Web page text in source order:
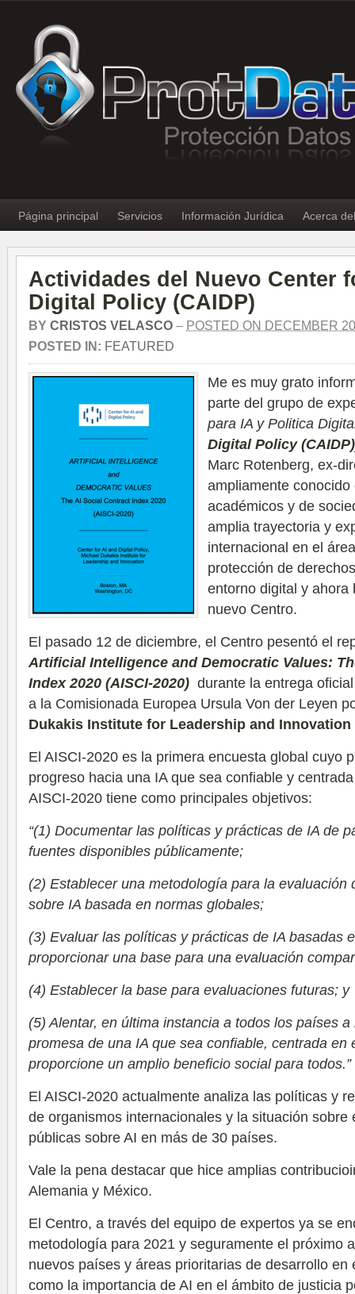
Página principal Servicios Información Jurídica Acerca
Actividades del Nuevo Center
Digital Policy (CAIDP)
BY CRISTOS VELASCO – POSTED ON DECEMBER
POSTED IN: FEATURED
Me es muy grato
parte del grupo de
para IA y Politica
Digital Policy (CAIDP)
Marc Rotenberg, ex-
ampliamente
académicos y de
amplia trayectoria y
internacional en el
protección de
entorno digital y ahora
nuevo Centro.
El pasado 12 de diciembre, el Centro pesentó el
Artificial Intelligence and Democratic Values:
Index 2020 (AISCI-2020) durante la entrega
a la Comisionada Europea Ursula Von der Leyen
Dukakis Institute for Leadership and Innovation
El AISCI-2020 es la primera encuesta global cuyo
progreso hacia una IA que sea confiable y
AISCI-2020 tiene como principales objetivos:
“(1) Documentar las políticas y prácticas de IA de
fuentes disponibles públicamente;
(2) Establecer una metodología para la evaluación
sobre IA basada en normas globales;
(3) Evaluar las políticas y prácticas de IA basadas
proporcionar una base para una evaluación
(4) Establecer la base para evaluaciones futuras; y
(5) Alentar, en última instancia a todos los países
promesa de una IA que sea confiable, centrada en
proporcione un amplio beneficio social para todos.”
El AISCI-2020 actualmente analiza las políticas y
de organismos internacionales y la situación sobre
públicas sobre AI en más de 30 países.
Vale la pena destacar que hice amplias
Alemania y México.
El Centro, a través del equipo de expertos ya se
metodología para 2021 y seguramente el próximo
nuevos países y áreas prioritarias de desarrollo en
como la importancia de AI en el ámbito de justicia